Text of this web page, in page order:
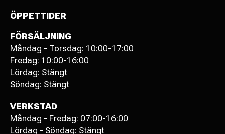
ÖPPETTIDER
FÖRSÄLJNING
Måndag - Torsdag: 10:00-17:00
Fredag: 10:00-16:00
Lördag: Stängt
Söndag: Stängt
VERKSTAD
Måndag - Fredag: 07:00-16:00
Lördag - Söndag: Stängt